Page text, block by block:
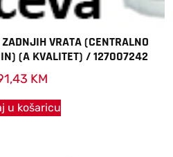
VRATA (CENTRALNO
(A KVALITET) / 127007242
KM
u košaricu